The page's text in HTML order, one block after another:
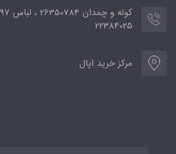
22384025
مرکز خرید اپال